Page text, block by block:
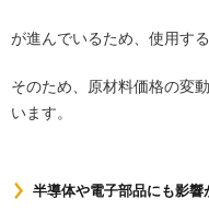
が進んでいるため、使用す
そのため、原材料価格の変
います。
半導体や電子部品にも影響